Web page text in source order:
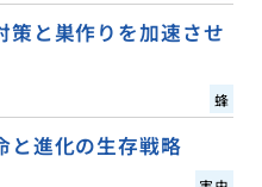
策と巣作りを加速させ
蜂
と進化の生存戦略